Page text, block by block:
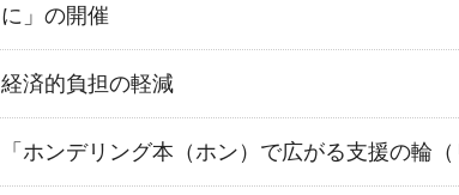
に」の開催
経済的負担の軽減
「ホンデリング本（ホン）で広がる支援の輪（